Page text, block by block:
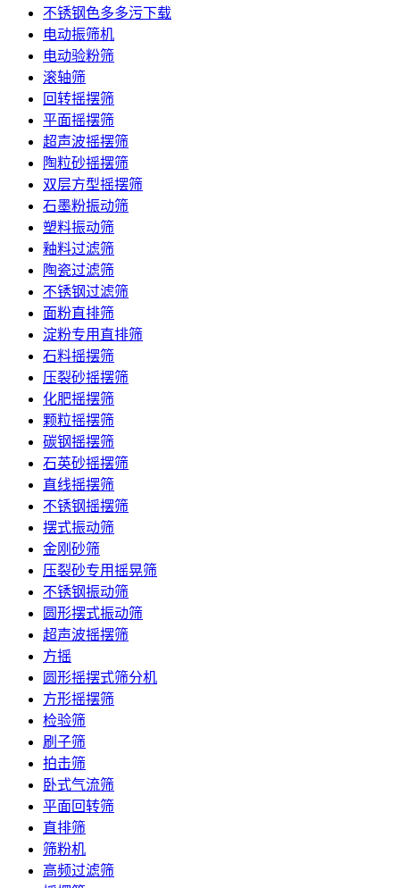
不锈钢色多多污下载
电动振筛机
电动验粉筛
滚轴筛
回转摇摆筛
平面摇摆筛
超声波摇摆筛
陶粒砂摇摆筛
双层方型摇摆筛
石墨粉振动筛
塑料振动筛
釉料过滤筛
陶瓷过滤筛
不锈钢过滤筛
面粉直排筛
淀粉专用直排筛
石料摇摆筛
压裂砂摇摆筛
化肥摇摆筛
颗粒摇摆筛
碳钢摇摆筛
石英砂摇摆筛
直线摇摆筛
不锈钢摇摆筛
摆式振动筛
金刚砂筛
压裂砂专用摇晃筛
不锈钢振动筛
圆形摆式振动筛
超声波摇摆筛
方摇
圆形摇摆式筛分机
方形摇摆筛
检验筛
刷子筛
拍击筛
卧式气流筛
平面回转筛
直排筛
筛粉机
高频过滤筛